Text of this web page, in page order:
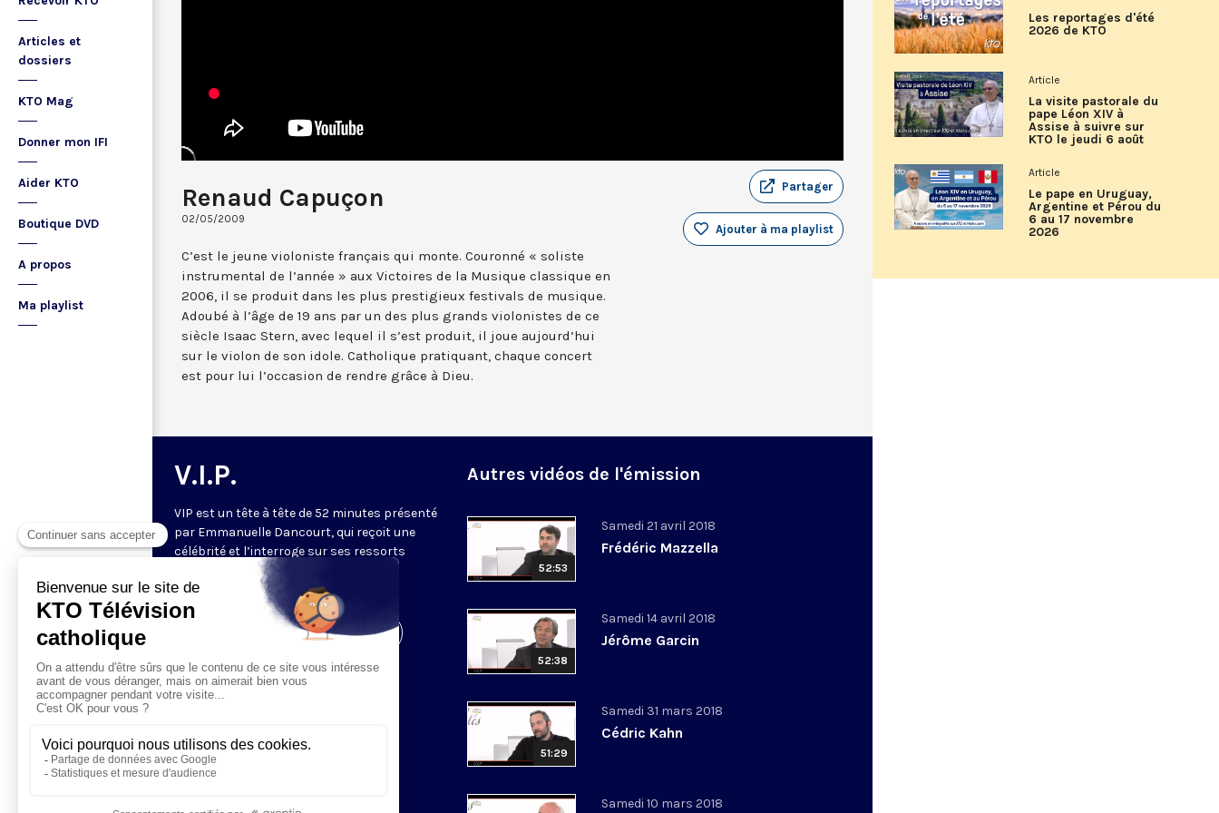
Articles et
dossiers
KTO Mag
Donner mon IFI
Aider KTO
Boutique DVD
A propos
Ma playlist
Renaud Capuçon
02/05/2009
Partager
Ajouter à ma playlist
C’est le jeune violoniste français qui monte. Couronné « soliste
instrumental de l’année » aux Victoires de la Musique classique en
2006, il se produit dans les plus prestigieux festivals de musique.
Adoubé à l’âge de 19 ans par un des plus grands violonistes de ce
siècle Isaac Stern, avec lequel il s’est produit, il joue aujourd’hui
sur le violon de son idole. Catholique pratiquant, chaque concert
est pour lui l’occasion de rendre grâce à Dieu.
V.I.P.
VIP est un tête à tête de 52 minutes présenté
par Emmanuelle Dancourt, qui reçoit une
célébrité et l’interroge sur ses ressorts
intérieurs… Une conversation intime et
spirituelle.
Visiter la page de l'émission
Autres vidéos de l'émission
52:53
Samedi 21 avril 2018
Frédéric Mazzella
52:38
Samedi 14 avril 2018
Jérôme Garcin
51:29
Samedi 31 mars 2018
Cédric Kahn
Samedi 10 mars 2018
Les reportages d'été
2026 de KTO
Article
La visite pastorale du
pape Léon XIV à
Assise à suivre sur
KTO le jeudi 6 août
Article
Le pape en Uruguay,
Argentine et Pérou du
6 au 17 novembre
2026